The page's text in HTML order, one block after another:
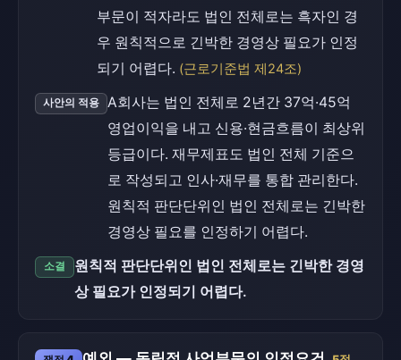
부문이 적자라도 법인 전체로는 흑자인 경
우 원칙적으로 긴박한 경영상 필요가 인정
되기 어렵다. (근로기준법 제24조)
사안의 적용
A회사는 법인 전체로 2년간 37억·45억
영업이익을 내고 신용·현금흐름이 최상위
등급이다. 재무제표도 법인 전체 기준으
로 작성되고 인사·재무를 통합 관리한다.
원칙적 판단단위인 법인 전체로는 긴박한
경영상 필요를 인정하기 어렵다.
소결
원칙적 판단단위인 법인 전체로는 긴박한 경영
상 필요가 인정되기 어렵다.